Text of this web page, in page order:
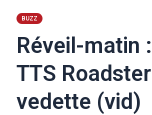
BUZZ
Réveil-matin
TTS
vedette (vid)